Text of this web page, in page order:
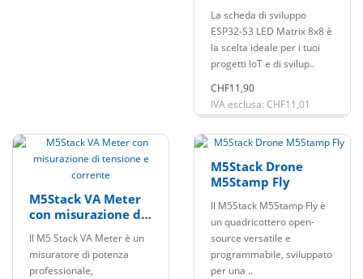
La scheda di sviluppo
ESP32-S3 LED Matrix 8x8 è
la scelta ideale per i tuoi
progetti IoT e di svilup..
CHF11,90
IVA esclusa: CHF11,01
M5Stack VA Meter
con misurazione di
Il M5 Stack VA Meter è un
misuratore di potenza
professionale,
M5Stack Drone
M5Stamp Fly
Il M5Stack M5Stamp Fly è
un quadricottero open-
source versatile e
programmabile, sviluppato
per una ..